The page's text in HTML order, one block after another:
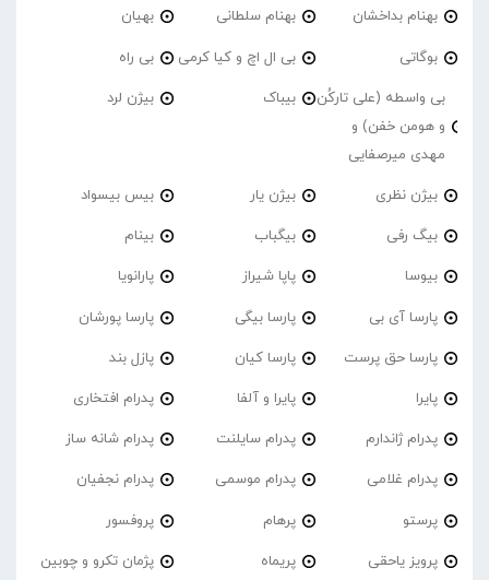
بهنام بداخشان بهنام سلطانی بهیان
بوگاتی بی ال اچ و کیا کرمی بی راه
بی واسطه (علی تارکُن
و هومن خفن) و
مهدی میرصفایی
بیباک بیژن لرد
بیژن نظری بیژن یار بیس بیسواد
بیگ رفی بیگباب بینام
بیوسا پاپا شیراز پارانویا
پارسا آی بی پارسا بیگی پارسا پورشان
پارسا حق پرست پارسا کیان پازل بند
پایرا پایرا و آلفا پدرام افتخاری
پدرام ژاندارم پدرام‌ سایلنت پدرام شانه ساز
پدرام غلامی پدرام موسمی پدرام نجفیان
پرستو پرهام پروفسور
پرویز یاحقی پریماه پژمان تکرو و چوبین